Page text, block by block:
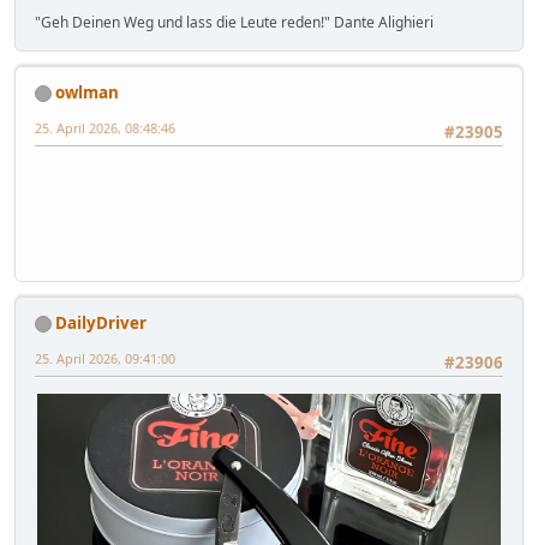
"Geh Deinen Weg und lass die Leute reden!" Dante Alighieri
owlman
#23905
25. April 2026, 08:48:46
DailyDriver
#23906
25. April 2026, 09:41:00